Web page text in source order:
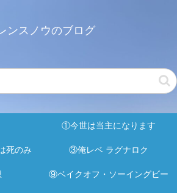
ンスノウのブログ
①今世は当主になります
死のみ ③俺レベ ラグナロク
⑨ベイクオフ・ソーイングビー